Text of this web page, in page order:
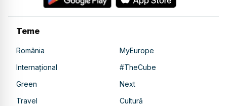
Teme
România
MyEurope
Internațional
#TheCube
Green
Next
Travel
Cultură